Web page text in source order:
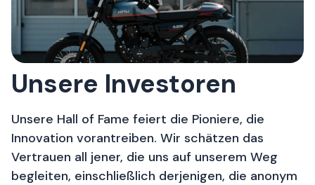
Unsere Investoren
Unsere Hall of Fame feiert die Pioniere, die
Innovation vorantreiben. Wir schätzen das
Vertrauen all jener, die uns auf unserem Weg
begleiten, einschließlich derjenigen, die anonym